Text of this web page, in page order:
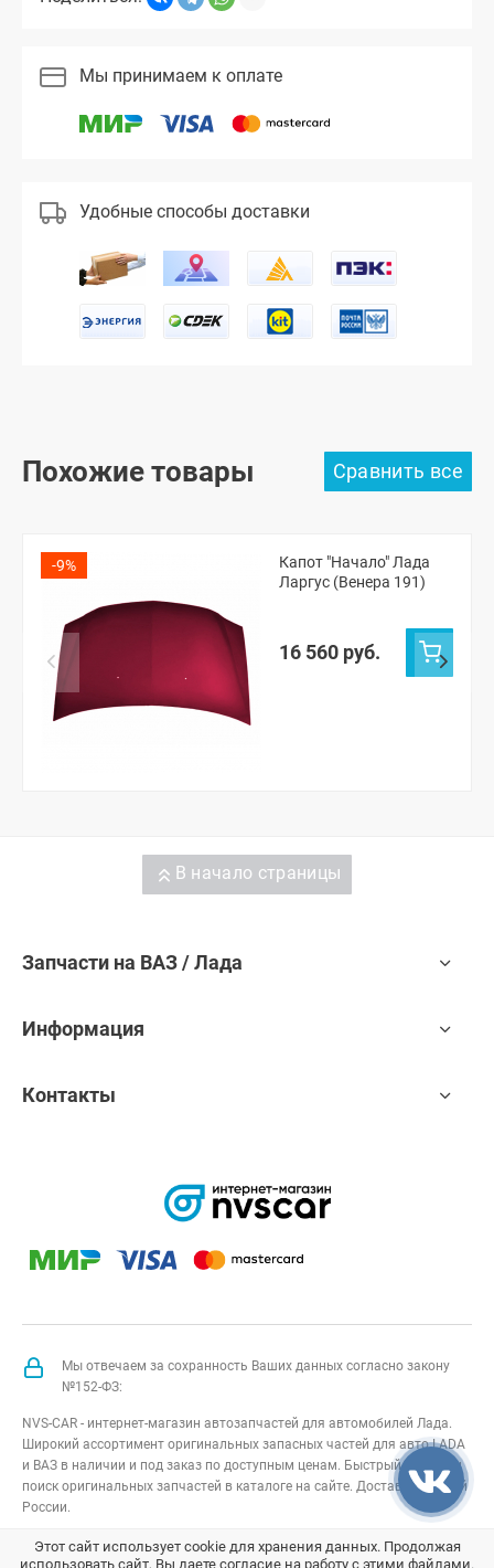
Мы принимаем к оплате
Удобные способы доставки
Похожие товары
-9%
Капот "Начало" Лада
Ларгус (Венера 191)
16 560 руб.
В начало страницы
Запчасти на ВАЗ / Лада
Информация
Контакты
Мы отвечаем за сохранность Ваших данных согласно закону
№152-ФЗ:
NVS-CAR - интернет-магазин автозапчастей для автомобилей Лада.
Широкий ассортимент оригинальных запасных частей для авто LADA
и ВАЗ в наличии и под заказ по доступным ценам. Быстрый подбор и
поиск оригинальных запчастей в каталоге на сайте. Доставка по всей
России.
NVS-CAR© 2014 –2026Все права защищеныкарта сайта;
Этот сайт использует cookie для хранения данных. Продолжая
использовать сайт, Вы даете согласие на работу с этими файлами.